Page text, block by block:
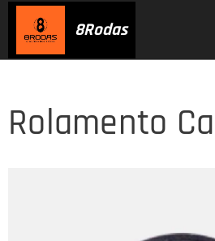
8Rodas
Rolamento